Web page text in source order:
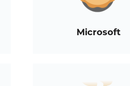
Microsoft